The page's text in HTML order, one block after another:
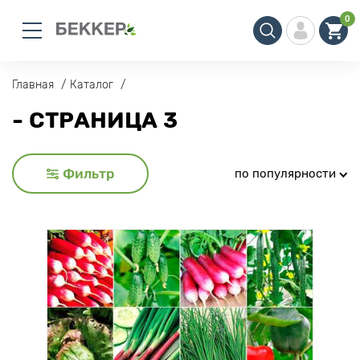
0
Главная Каталог
- СТРАНИЦА 3
Фильтр по популярности